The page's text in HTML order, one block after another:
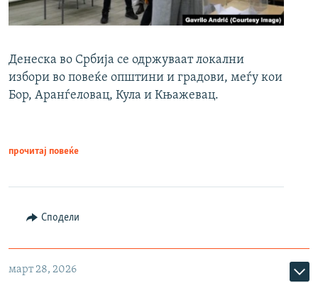
Денеска во Србија се одржуваат локални
избори во повеќе општини и градови, меѓу кои
Бор, Аранѓеловац, Кула и Књажевац.
прочитај повеќе
Сподели
март 28, 2026